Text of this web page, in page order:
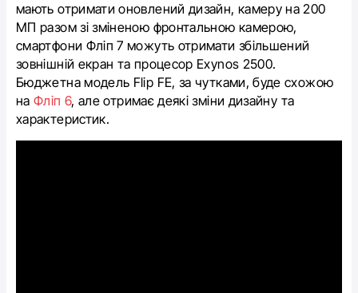
мають отримати оновлений дизайн, камеру на 200
МП разом зі зміненою фронтальною камерою,
смартфони Фліп 7 можуть отримати збільшений
зовнішній екран та процесор Exynos 2500.
Бюджетна модель Flip FE, за чутками, буде схожою
наФліп 6, але отримає деякі зміни дизайну та
характеристик.